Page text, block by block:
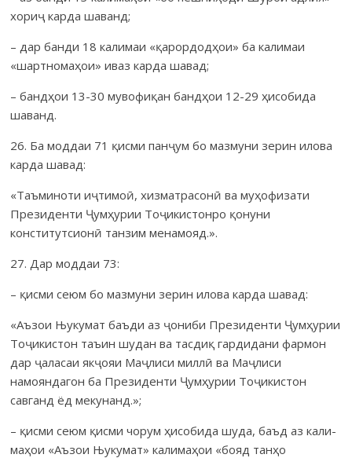
хориҷ карда шаванд;
– дар банди 18 калимаи «қарордодҳои» ба калимаи
«шартномаҳои» иваз карда шавад;
– бандҳои 13-30 мувофиқан бандҳои 12-29 ҳисобида
шаванд.
26. Ба моддаи 71 қисми панҷум бо мазмуни зерин илова
карда шавад:
«Таъминоти иҷтимоӣ, хизматрасонӣ ва муҳофизати
Президенти Ҷумҳурии Тоҷикистонро қонуни
конститутсионӣ танзим менамояд.».
27. Дар моддаи 73:
– қисми сеюм бо мазмуни зерин илова карда шавад:
«Аъзои Њукумат баъди аз ҷониби Президенти Ҷумҳурии
Тоҷикис­тон таъин шудан ва тасдиқ гардидани фармон
дар ҷаласаи якҷояи Маҷлиси миллӣ ва Маҷлиси
намояндагон ба Президенти Ҷумҳурии Тоҷикистон
савганд ёд мекунанд.»;
– қисми сеюм қисми чорум ҳисобида шуда, баъд аз кали­
маҳои «Аъзои Њукумат» калимаҳои «бояд танҳо